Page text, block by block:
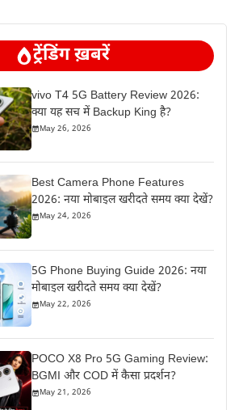
ट्रेंडिंग ख़बरें
vivo T4 5G Battery Review 2026:
क्या यह सच में Backup King है?
May 26, 2026
Best Camera Phone Features
2026: नया मोबाइल खरीदते समय क्या देखें?
May 24, 2026
5G Phone Buying Guide 2026: नया
मोबाइल खरीदते समय क्या देखें?
May 22, 2026
POCO X8 Pro 5G Gaming Review:
BGMI और COD में कैसा प्रदर्शन?
May 21, 2026